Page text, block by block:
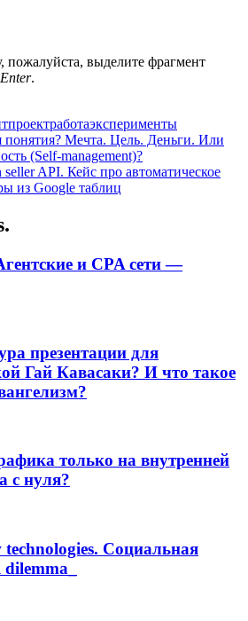
выделите фрагмент
.
проектработаэксперименты
понятия? Мечта. Цель. Деньги. Или
(Self-management)?
API. Кейс про автоматическое
из Google таблиц
и CPA сети —
презентации для
Гай Кавасаки? И что такое
только на внутренней
с нуля?
Социальная